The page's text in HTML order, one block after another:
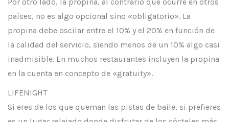
países, no es algo opcional sino «obligatorio». La
propina debe oscilar entre el 10% y el 20% en función de
la calidad del servicio, siendo menos de un 10% algo casi
inadmisible. En muchos restaurantes incluyen la propina
en la cuenta en concepto de «gratuity».
LIFENIGHT
Si eres de los que queman las pistas de baile, si prefieres